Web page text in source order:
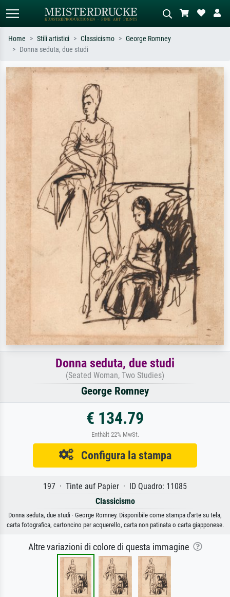
Cerca per artista, titolo o stile – es.
Monet, Notte stellata,
Impressionismo, onda di Hokusai,
Descrivi la scena – es. prato verde,
astratto con molto rosso, dipinto a
Home Stili artistici Classicismo
George Romney
Donna seduta, due studi
Donna seduta, due studi
(Seated Woman, Two Studies)
George Romney
€ 134.79
Enthält 22% MwSt.
Configura la stampa
197 · Tinte auf Papier · ID Quadro: 11085
Classicismo
Donna seduta, due studi · George Romney. Disponibile come stampa d'arte su tela,
carta fotografica, cartoncino per acquerello, carta non patinata o carta giapponese.
Altre variazioni di colore di questa immagine